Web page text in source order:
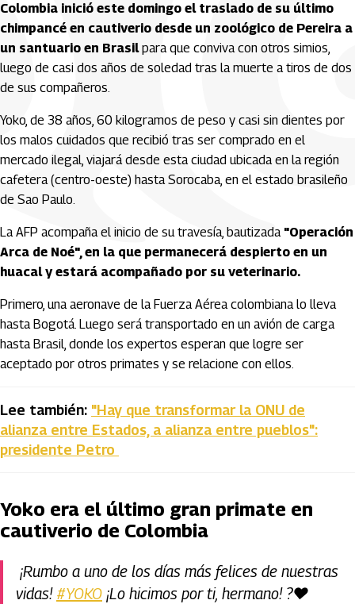
Colombia inició este domingo el traslado de su último
chimpancé en cautiverio desde un zoológico de Pereira a
un santuario en Brasilpara que conviva con otros simios,
luego de casi dos años de soledad tras la muerte a tiros de dos
de sus compañeros.
Yoko, de 38 años, 60 kilogramos de peso y casi sin dientes por
los malos cuidados que recibió tras ser comprado en el
mercado ilegal, viajará desde esta ciudad ubicada en la región
cafetera (centro-oeste) hasta Sorocaba, en el estado brasileño
de Sao Paulo.
La AFP acompaña el inicio de su travesía, bautizada"Operación
Arca de Noé", en la que permanecerá despierto en un
huacal y estará acompañado por su veterinario.
Primero, una aeronave de la Fuerza Aérea colombiana lo lleva
hasta Bogotá. Luego será transportado en un avión de carga
hasta Brasil, donde los expertos esperan que logre ser
aceptado por otros primates y se relacione con ellos.
Lee también: "Hay que transformar la ONU de
alianza entre Estados, a alianza entre pueblos":
presidente Petro
Yoko era el último gran primate en
cautiverio de Colombia
¡Rumbo a uno de los días más felices de nuestras
vidas! #YOKO ¡Lo hicimos por ti, hermano! ?❤️